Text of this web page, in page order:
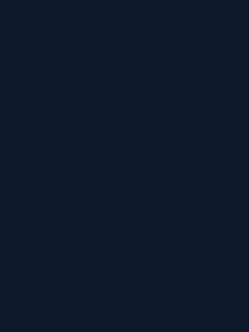
Faça parte de
Soluções digitais
impulsionar seu